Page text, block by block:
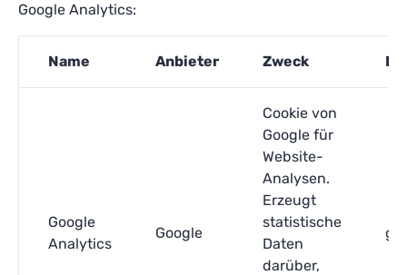
Google Analytics:
Name Anbieter Zweck
Google
Analytics
Google
Cookie von
Google für
Website-
Analysen.
Erzeugt
statistische
Daten
darüber,